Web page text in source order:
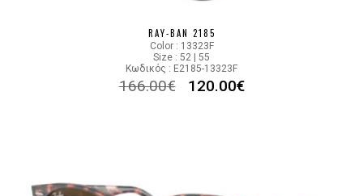
RAY-BAN 2185
Color : 13323F
Size : 52 | 55
Κωδικός : E2185-13323F
166.00€ 120.00€